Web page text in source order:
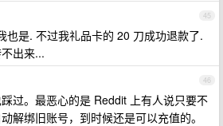
45
也是. 不过我礼品卡的 20 刀成功退款了.
出来...
46
过。最恶心的是 Reddit 上有人说只要不
解绑旧账号，到时候还是可以充值的。